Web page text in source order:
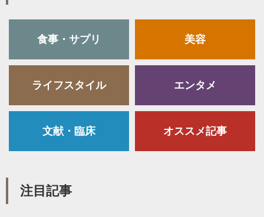
食事・サプリ 美容
ライフスタイル エンタメ
文献・臨床 オススメ記事
注目記事